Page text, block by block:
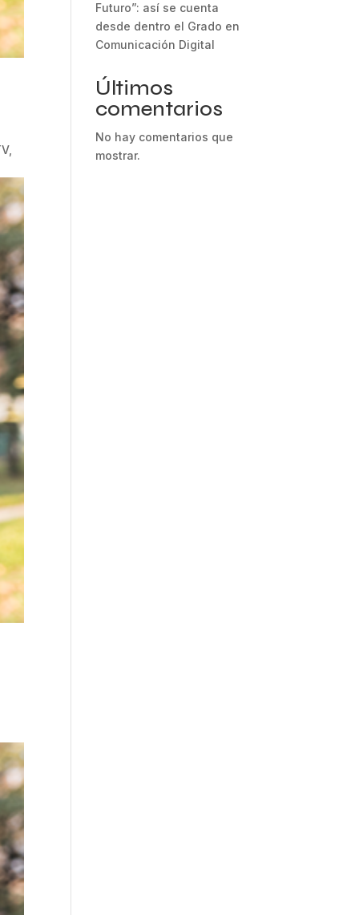
Futuro”: así se cuenta
desde dentro el Grado en
Comunicación Digital
Últimos
comentarios
No hay comentarios que
mostrar.